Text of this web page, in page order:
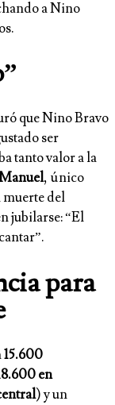
a Nino
que Nino Bravo
ser
tanto valor a la
, único
muerte del
jubilarse: “El
para
15.600
en
) y un